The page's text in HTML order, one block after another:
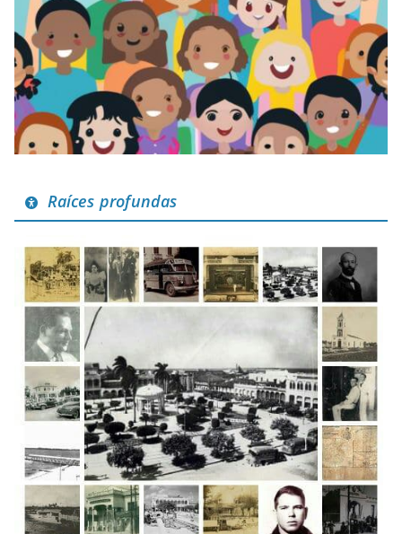
Raíces profundas